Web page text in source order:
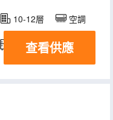
10-12層 空調
冰箱查看供應